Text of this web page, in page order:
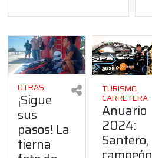
OTRAS
¡Sigue
sus
pasos! La
tierna
TURISMO
CARRETERA
Anuario
2024:
Santero,